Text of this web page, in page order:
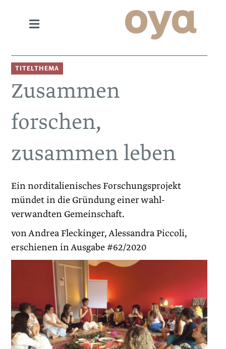
TITELTHEMA
Zusammen
forschen,
zusammen leben
Ein norditalienisches Forschungsprojekt
mündet in die Gründung einer wahl­
verwandten Gemeinschaft.
von Andrea Fleckinger, Alessandra Piccoli,
erschienen in Ausgabe #62/2020